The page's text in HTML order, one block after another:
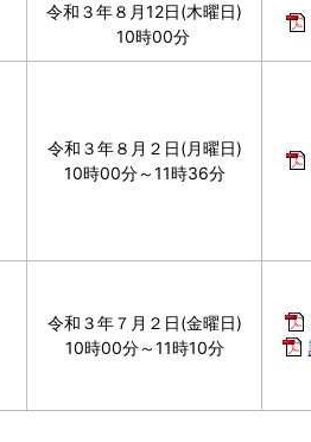
令和３年８月12日(木曜日)
10時00分
令和３年８月２日(月曜日)
10時00分～11時36分
令和３年７月２日(金曜日)
10時00分～11時10分